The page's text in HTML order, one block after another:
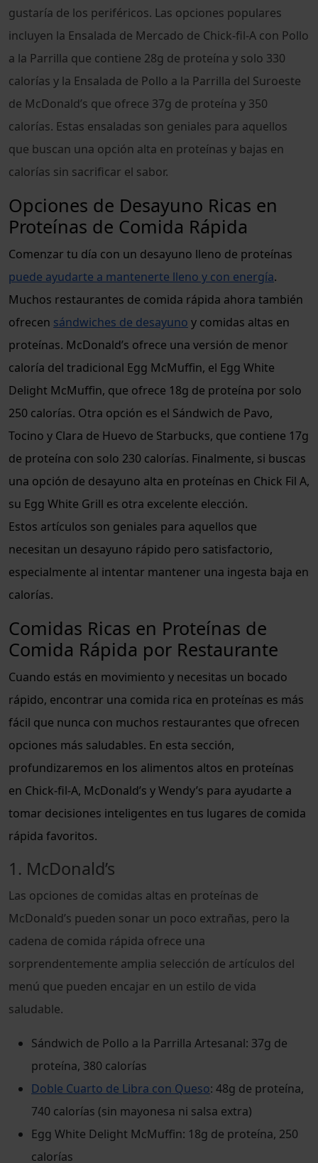
gustaría de los periféricos. Las opciones populares
incluyen la Ensalada de Mercado de Chick-fil-A con Pollo
a la Parrilla que contiene 28g de proteína y solo 330
calorías y la Ensalada de Pollo a la Parrilla del Suroeste
de McDonald’s que ofrece 37g de proteína y 350
calorías. Estas ensaladas son geniales para aquellos
que buscan una opción alta en proteínas y bajas en
calorías sin sacrificar el sabor.
Opciones de Desayuno Ricas en
Proteínas de Comida Rápida
Comenzar tu día con un desayuno lleno de proteínas
puede ayudarte a mantenerte lleno y con energía.
Muchos restaurantes de comida rápida ahora también
ofrecen sándwiches de desayuno y comidas altas en
proteínas. McDonald’s ofrece una versión de menor
caloría del tradicional Egg McMuffin, el Egg White
Delight McMuffin, que ofrece 18g de proteína por solo
250 calorías. Otra opción es el Sándwich de Pavo,
Tocino y Clara de Huevo de Starbucks, que contiene 17g
de proteína con solo 230 calorías. Finalmente, si buscas
una opción de desayuno alta en proteínas en Chick Fil A,
su Egg White Grill es otra excelente elección.
Estos artículos son geniales para aquellos que
necesitan un desayuno rápido pero satisfactorio,
especialmente al intentar mantener una ingesta baja en
calorías.
Comidas Ricas en Proteínas de
Comida Rápida por Restaurante
Cuando estás en movimiento y necesitas un bocado
rápido, encontrar una comida rica en proteínas es más
fácil que nunca con muchos restaurantes que ofrecen
opciones más saludables. En esta sección,
profundizaremos en los alimentos altos en proteínas
en Chick-fil-A, McDonald’s y Wendy’s para ayudarte a
tomar decisiones inteligentes en tus lugares de comida
rápida favoritos.
1. McDonald’s
Las opciones de comidas altas en proteínas de
McDonald’s pueden sonar un poco extrañas, pero la
cadena de comida rápida ofrece una
sorprendentemente amplia selección de artículos del
menú que pueden encajar en un estilo de vida
saludable.
Sándwich de Pollo a la Parrilla Artesanal: 37g de
proteína, 380 calorías
Doble Cuarto de Libra con Queso: 48g de proteína,
740 calorías (sin mayonesa ni salsa extra)
Egg White Delight McMuffin: 18g de proteína, 250
calorías